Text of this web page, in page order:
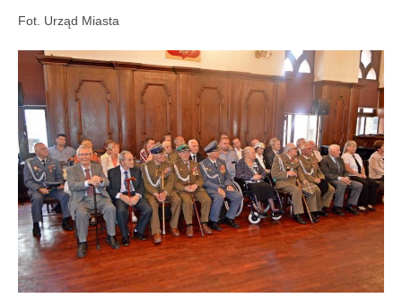
Fot. Urząd Miasta